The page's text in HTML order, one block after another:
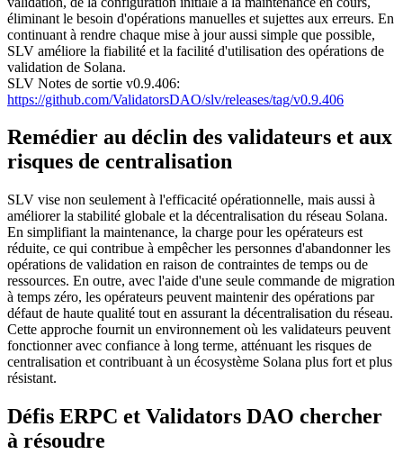
éliminant le besoin d'opérations manuelles et sujettes aux erreurs. En
continuant à rendre chaque mise à jour aussi simple que possible,
SLV améliore la fiabilité et la facilité d'utilisation des opérations de
validation de Solana.
SLV Notes de sortie v0.9.406:
https://github.com/ValidatorsDAO/slv/releases/tag/v0.9.406
Remédier au déclin des validateurs et aux
risques de centralisation
SLV vise non seulement à l'efficacité opérationnelle, mais aussi à
améliorer la stabilité globale et la décentralisation du réseau Solana.
En simplifiant la maintenance, la charge pour les opérateurs est
réduite, ce qui contribue à empêcher les personnes d'abandonner les
opérations de validation en raison de contraintes de temps ou de
ressources. En outre, avec l'aide d'une seule commande de migration
à temps zéro, les opérateurs peuvent maintenir des opérations par
défaut de haute qualité tout en assurant la décentralisation du réseau.
Cette approche fournit un environnement où les validateurs peuvent
fonctionner avec confiance à long terme, atténuant les risques de
centralisation et contribuant à un écosystème Solana plus fort et plus
résistant.
Défis ERPC et Validators DAO chercher
à résoudre